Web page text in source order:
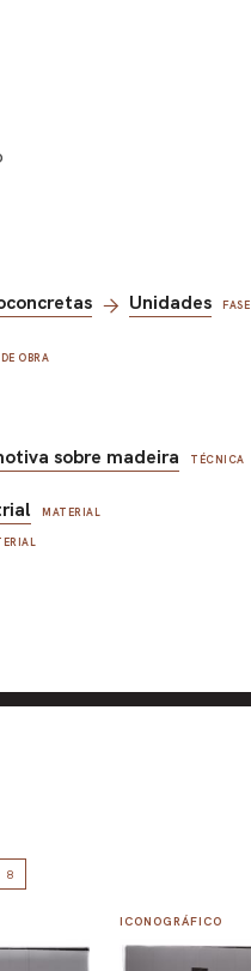
Unidades FASE
OBRA
sobre madeira TÉCNICA
MATERIAL
8
ICONOGRÁFICO